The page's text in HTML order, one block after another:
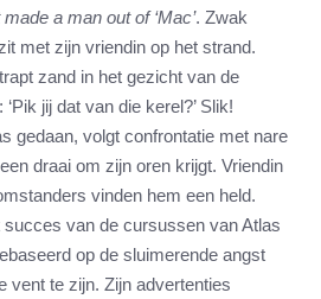
a man out of ‘Mac’. Zwak
met zijn vriendin op het strand.
zand in het gezicht van de
jij dat van die kerel?’ Slik!
gedaan, volgt confrontatie met nare
draai om zijn oren krijgt. Vriendin
vinden hem een held.
succes van de cursussen van Atlas
op de sluimerende angst
vent te zijn. Zijn advertenties